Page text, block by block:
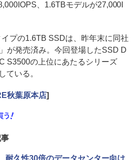
、1.6TBモデルが27,000I
プの1.6TB SSDは、昨年末に同社
が発売済み。今回登場したSSD D
S3500の上位にあたるシリーズ
ている。
秋葉原本店]
耐久性30倍のデータセンター向け